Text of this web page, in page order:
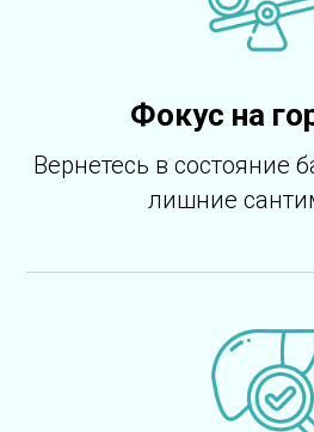
Фокус на
Вернетесь в состояние
лишние